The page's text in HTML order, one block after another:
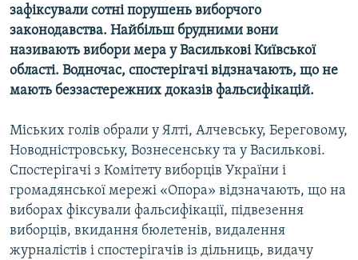
ДОЛУЧАЙСЯ!
Усі сайти RFE/RL
зафіксували сотні порушень виборчого
законодавства. Найбільш брудними вони
називають вибори мера у Василькові Київської
області. Водночас, спостерігачі відзначають, що не
мають беззастережних доказів фальсифікацій.
Міських голів обрали у Ялті, Алчевську, Береговому,
Новодністровську, Вознесенську та у Василькові.
Спостерігачі з Комітету виборців України і
громадянської мережі «Опора» відзначають, що на
виборах фіксували фальсифікації, підвезення
виборців, вкидання бюлетенів, видалення
журналістів і спостерігачів із дільниць, видачу